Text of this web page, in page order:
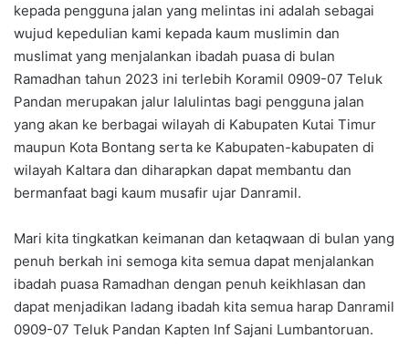
kepada pengguna jalan yang melintas ini adalah sebagai
wujud kepedulian kami kepada kaum muslimin dan
muslimat yang menjalankan ibadah puasa di bulan
Ramadhan tahun 2023 ini terlebih Koramil 0909-07 Teluk
Pandan merupakan jalur lalulintas bagi pengguna jalan
yang akan ke berbagai wilayah di Kabupaten Kutai Timur
maupun Kota Bontang serta ke Kabupaten-kabupaten di
wilayah Kaltara dan diharapkan dapat membantu dan
bermanfaat bagi kaum musafir ujar Danramil.
Mari kita tingkatkan keimanan dan ketaqwaan di bulan yang
penuh berkah ini semoga kita semua dapat menjalankan
ibadah puasa Ramadhan dengan penuh keikhlasan dan
dapat menjadikan ladang ibadah kita semua harap Danramil
0909-07 Teluk Pandan Kapten Inf Sajani Lumbantoruan.